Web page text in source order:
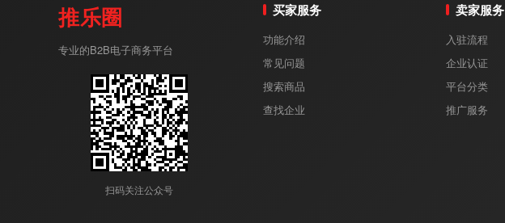
推乐圈
专业的B2B电子商务平台
扫码关注公众号
买家服务
功能介绍
常见问题
搜索商品
查找企业
卖家服务
入驻流程
企业认证
平台分类
推广服务